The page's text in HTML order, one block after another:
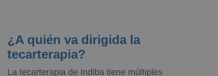
¿A quién va dirigida la
tecarterapia?
La tecarterapia de Indiba tiene múltiples